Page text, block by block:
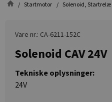
Startmotor Solenoid, Startrelæ
Vare nr.: CA-6211-152C
Solenoid CAV 24V
Tekniske oplysninger:
24V